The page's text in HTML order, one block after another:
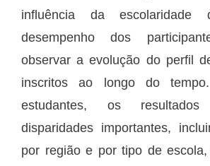
influência da
desempenho dos
observar a evolução do perfil
inscritos ao longo do
estudantes, os resultados
disparidades importantes,
por região e por tipo de